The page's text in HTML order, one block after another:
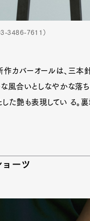
Cars
Magazine
3486-7611）
カバーオールは、三本
風合いとしなやかな落ち
した艶も表現してい る。
ーツ